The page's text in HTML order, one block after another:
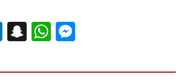
LinkedIn
Snapchat
WhatsApp